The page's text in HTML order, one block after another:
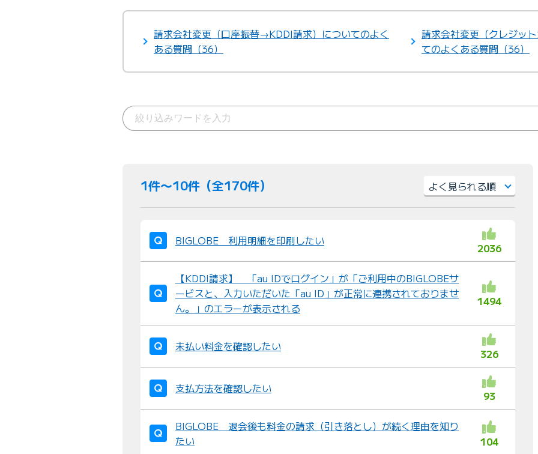
請求会社変更（口座振替→KDDI請求）についてのよく
ある質問（36）
請求会社変更（クレジッ
てのよくある質問（36）
1件〜10件（全170件）
並
BIGLOBE 利用明細を印刷したい
2036
【KDDI請求】 「au IDでログイン」が「ご利用中のBIGLOBEサ
ービスと、入力いただいた「au ID」が正常に連携されておりませ
ん。」のエラーが表示される
1494
未払い料金を確認したい
326
支払方法を確認したい
93
BIGLOBE 退会後も料金の請求（引き落とし）が続く理由を知り
たい
104